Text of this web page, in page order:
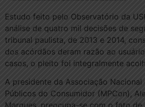
Estudo feito pelo Observatório da
análise de quatro mil decisões de
tribunal paulista, de 2013 e 2014,
dos acórdãos deram razão ao
casos, o pleito foi integralmente
A presidente da Associação
Públicos do Consumidor (MPCon),